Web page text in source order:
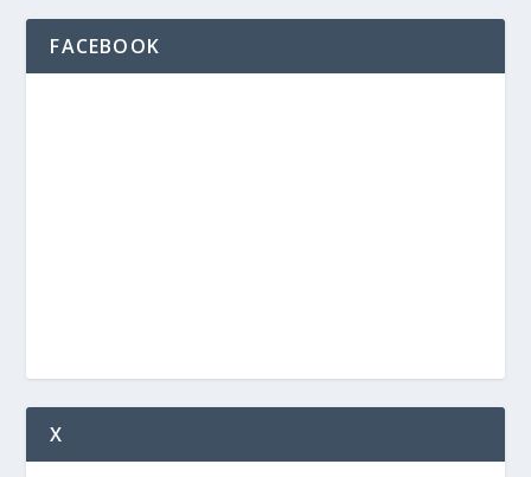
FACEBOOK
X